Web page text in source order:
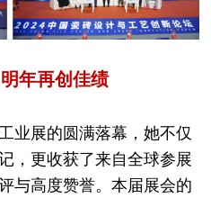
年再创佳绩
业展的圆满落幕，她不仅
，更收获了来自全球参展
与高度赞誉。本届展会的